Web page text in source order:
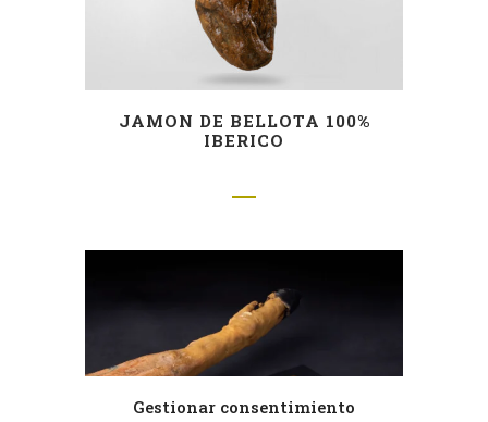
Gestionar consentimiento
JAMON DE BELLOTA 100%
IBERICO